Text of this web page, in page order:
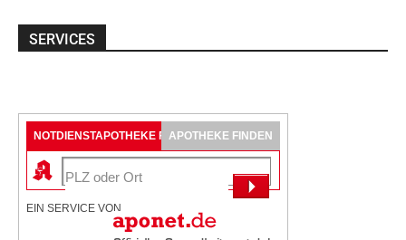
SERVICES
NOTDIENSTAPOTHEKE FINDENAPOTHEKE FINDEN
EIN SERVICE VON